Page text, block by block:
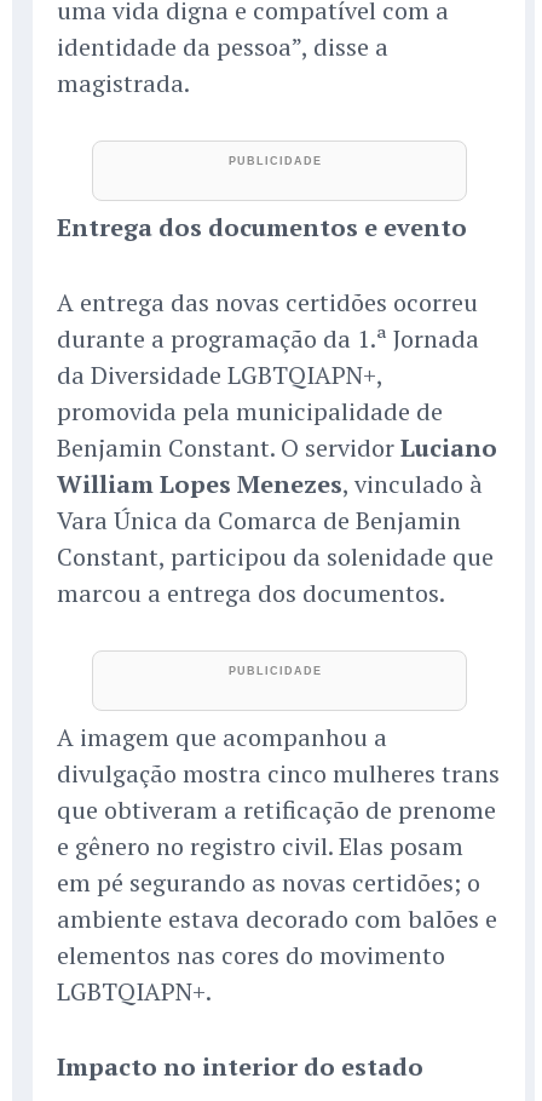
uma vida digna e compatível com a
identidade da pessoa”, disse a
magistrada.
Entrega dos documentos e evento
A entrega das novas certidões ocorreu
durante a programação da 1.ª Jornada
da Diversidade LGBTQIAPN+,
promovida pela municipalidade de
Benjamin Constant. O servidorLuciano
William Lopes Menezes, vinculado à
Vara Única da Comarca de Benjamin
Constant, participou da solenidade que
marcou a entrega dos documentos.
A imagem que acompanhou a
divulgação mostra cinco mulheres trans
que obtiveram a retificação de prenome
e gênero no registro civil. Elas posam
em pé segurando as novas certidões; o
ambiente estava decorado com balões e
elementos nas cores do movimento
LGBTQIAPN+.
Impacto no interior do estado